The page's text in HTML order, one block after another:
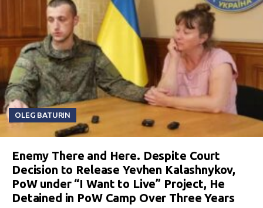
OLEG BATURIN
Enemy There and Here. Despite Court
Decision to Release Yevhen Kalashnykov,
PoW under “I Want to Live” Project, He
Detained in PoW Camp Over Three Years